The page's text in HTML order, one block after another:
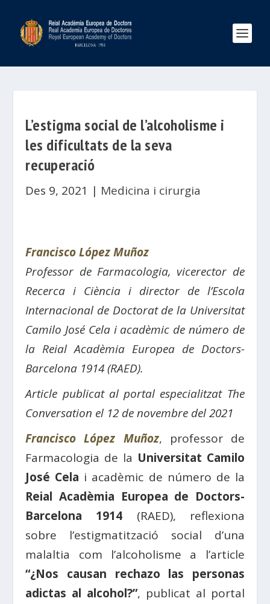
L’estigma social de l’alcoholisme i
les dificultats de la seva
recuperació
Des 9, 2021 | Medicina i cirurgia
Francisco López Muñoz
Professor de Farmacologia, vicerector de
Recerca i Ciència i director de l’Escola
Internacional de Doctorat de la Universitat
Camilo José Cela i acadèmic de número de
la Reial Acadèmia Europea de Doctors-
Barcelona 1914 (RAED).
Article publicat al portal especialitzat The
Conversation el 12 de novembre del 2021
Francisco López Muñoz, professor de
Farmacologia de la Universitat Camilo
José Cela i acadèmic de número de la
Reial Acadèmia Europea de Doctors-
Barcelona 1914 (RAED), reflexiona
sobre l’estigmatització social d’una
malaltia com l’alcoholisme a l’article
“¿Nos causan rechazo las personas
adictas al alcohol?”, publicat al portal